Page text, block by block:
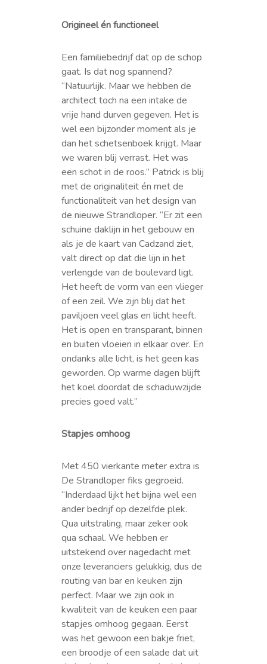
Origineel én functioneel
Een familiebedrijf dat op de schop
gaat. Is dat nog spannend?
“Natuurlijk. Maar we hebben de
architect toch na een intake de
vrije hand durven gegeven. Het is
wel een bijzonder moment als je
dan het schetsenboek krijgt. Maar
we waren blij verrast. Het was
een schot in de roos.” Patrick is blij
met de originaliteit én met de
functionaliteit van het design van
de nieuwe Strandloper. “Er zit een
schuine daklijn in het gebouw en
als je de kaart van Cadzand ziet,
valt direct op dat die lijn in het
verlengde van de boulevard ligt.
Het heeft de vorm van een vlieger
of een zeil. We zijn blij dat het
paviljoen veel glas en licht heeft.
Het is open en transparant, binnen
en buiten vloeien in elkaar over. En
ondanks alle licht, is het geen kas
geworden. Op warme dagen blijft
het koel doordat de schaduwzijde
precies goed valt.”
Stapjes omhoog
Met 450 vierkante meter extra is
De Strandloper fiks gegroeid.
“Inderdaad lijkt het bijna wel een
ander bedrijf op dezelfde plek.
Qua uitstraling, maar zeker ook
qua schaal. We hebben er
uitstekend over nagedacht met
onze leveranciers gelukkig, dus de
routing van bar en keuken zijn
perfect. Maar we zijn ook in
kwaliteit van de keuken een paar
stapjes omhoog gegaan. Eerst
was het gewoon een bakje friet,
een broodje of een salade dat uit